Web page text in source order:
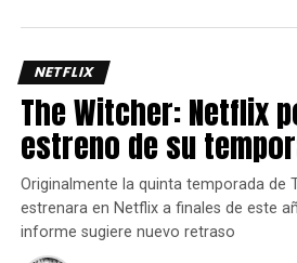
largas y con mayor daño, así que
provecho del personaje ya que
energía.
NETFLIX
The Witcher: Netflix
estreno de su
Originalmente la quinta temporada de
estrenara en Netflix a finales de este
informe sugiere nuevo retraso